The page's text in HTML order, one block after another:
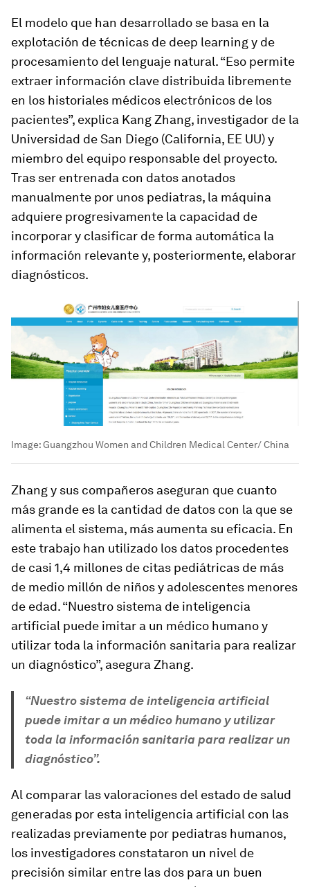
El modelo que han desarrollado se basa en la
explotación de técnicas de deep learningy de
procesamiento del lenguaje natural. “Eso permite
extraer información clave distribuida libremente
en los historiales médicos electrónicos de los
pacientes”, explica Kang Zhang, investigador de la
Universidad de San Diego (California, EE UU) y
miembro del equipo responsable del proyecto.
Tras ser entrenada con datos anotados
manualmente por unos pediatras, la máquina
adquiere progresivamente la capacidad de
incorporar y clasificar de forma automática la
información relevante y, posteriormente, elaborar
diagnósticos.
Image:Guangzhou Women and Children Medical Center/ China
Zhang y sus compañeros aseguran que cuanto
más grande es la cantidad de datos con la que se
alimenta el sistema, más aumenta su eficacia. En
este trabajo han utilizado los datos procedentes
de casi 1,4 millones de citas pediátricas de más
de medio millón de niños y adolescentes menores
de edad. “Nuestro sistema de inteligencia
artificial puede imitar a un médico humano y
utilizar toda la información sanitaria para realizar
un diagnóstico”, asegura Zhang.
“Nuestro sistema de inteligencia artificial
puede imitar a un médico humano y utilizar
toda la información sanitaria para realizar un
diagnóstico”.
Al comparar las valoraciones del estado de salud
generadas por esta inteligencia artificial con las
realizadas previamente por pediatras humanos,
los investigadores constataron un nivel de
precisión similar entre las dos para un buen